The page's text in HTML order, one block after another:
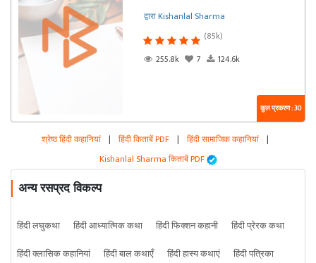
द्वारा Kishanlal Sharma
(85k)
255.8k
7 124.6k
कुल प्रकरण : 30
श्रेष्ठ हिंदी कहानियां | हिंदी किताबें PDF | हिंदी सामाजिक कहानियां |
Kishanlal Sharma किताबें PDF
अन्य रसप्रद विकल्प
हिंदी लघुकथा हिंदी आध्यात्मिक कथा हिंदी फिक्शन कहानी
हिंदी प्रेरक कथा
हिंदी क्लासिक कहानियां
हिंदी बाल कथाएँ हिंदी हास्य कथाएं
हिंदी पत्रिका